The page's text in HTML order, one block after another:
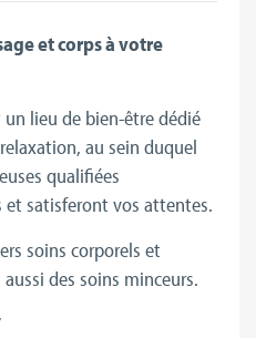
et corps à votre
lieu de bien-être dédié
au sein duquel
qualifiées
et satisferont vos attentes.
soins corporels et
des soins minceurs.